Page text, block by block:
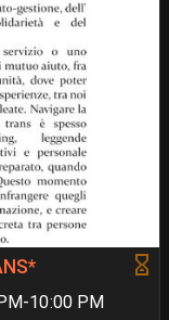
10:00 PM